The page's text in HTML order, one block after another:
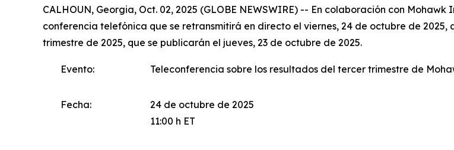
CALHOUN, Georgia, Oct. 02, 2025 (GLOBE NEWSWIRE) -- En colaboración con
conferencia telefónica que se retransmitirá en directo el viernes, 24 de octubre de 2025,
trimestre de 2025, que se publicarán el jueves, 23 de octubre de 2025.
Evento: Teleconferencia sobre los resultados del tercer trimestre de
Fecha:
24 de octubre de 2025
11:00 h ET